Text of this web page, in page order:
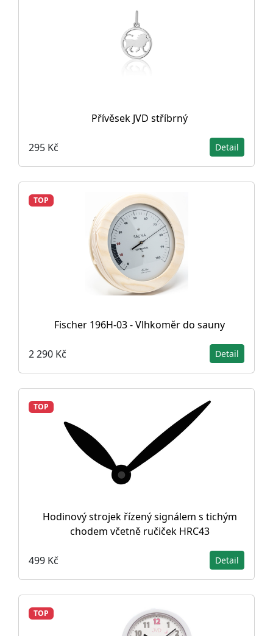
Přívěsek JVD stříbrný
295 Kč Detail
TOP
Fischer 196H-03 - Vlhkoměr do sauny
2 290 Kč Detail
TOP
Hodinový strojek řízený signálem s tichým
chodem včetně ručiček HRC43
499 Kč Detail
TOP